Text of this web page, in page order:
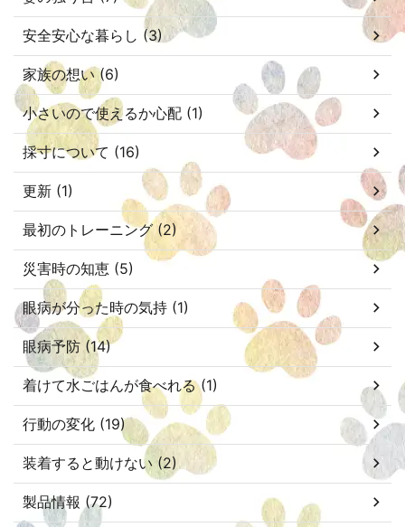
安全安心な暮らし (3)
家族の想い (6)
小さいので使えるか心配 (1)
採寸について (16)
更新 (1)
最初のトレーニング (2)
災害時の知恵 (5)
眼病が分った時の気持 (1)
眼病予防 (14)
着けて水ごはんが食べれる (1)
行動の変化 (19)
装着すると動けない (2)
製品情報 (72)